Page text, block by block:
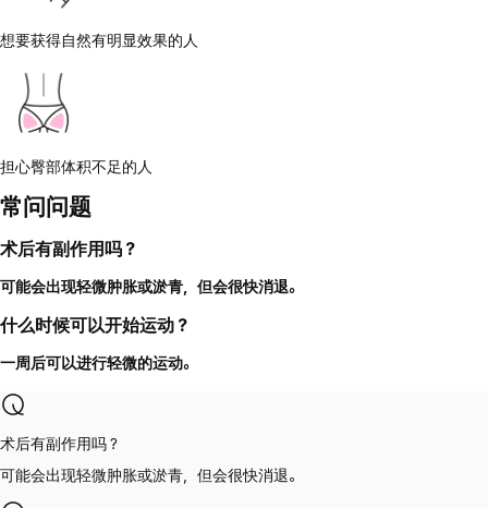
想要获得自然有明显效果的人
担心臀部体积不足的人
常问问题
术后有副作用吗？
可能会出现轻微肿胀或淤青，但会很快消退。
什么时候可以开始运动？
一周后可以进行轻微的运动。
术后有副作用吗？
可能会出现轻微肿胀或淤青，但会很快消退。